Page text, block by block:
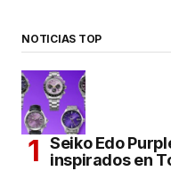
NOTICIAS TOP
Seiko Edo
inspirados en